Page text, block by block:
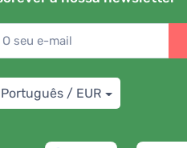
Português / EUR